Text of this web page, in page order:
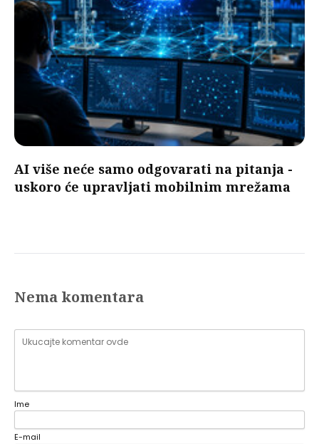
AI više neće samo odgovarati na pitanja -
uskoro će upravljati mobilnim mrežama
Nema komentara
Ime
E-mail